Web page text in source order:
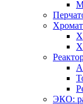
ЭКО: